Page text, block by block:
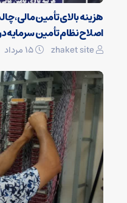
هزینه بالای تأمین
اصلاح نظام تأمین سرمایه
zhaket site